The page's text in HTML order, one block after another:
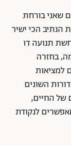
שאני בורחת
הנתיב הכי ישיר
תנועה דו
בחזרה
למציאות
השונים
של החיים,
לנקודת